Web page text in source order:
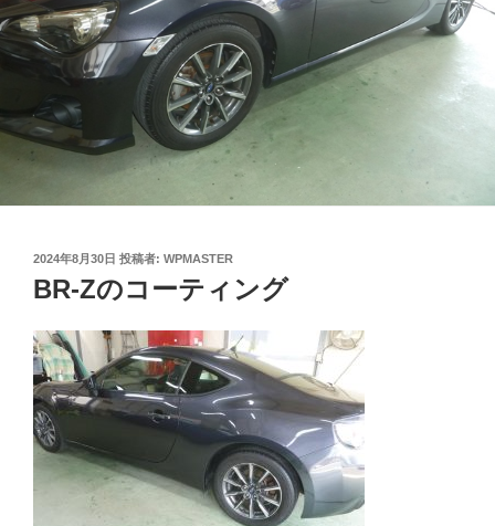
投
稿
日:
2024年8月30日 投稿者: WPMASTER
BR-Zのコーティング